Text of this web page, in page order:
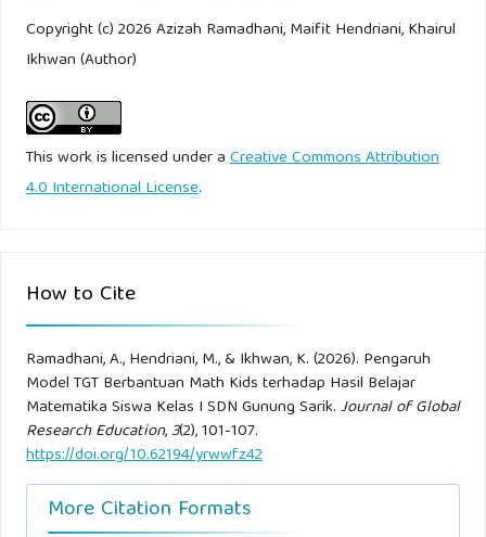
Uno, H. (2012). Teori motivasi dan pengukurannya. Jakarta:
Copyright (c) 2026 Azizah Ramadhani, Maifit Hendriani, Khairul
Ikhwan (Author)
This work is licensed under aCreative Commons Attribution
4.0 International License.
How to Cite
Ramadhani, A., Hendriani, M., & Ikhwan, K. (2026). Pengaruh
Model TGT Berbantuan Math Kids terhadap Hasil Belajar
Matematika Siswa Kelas I SDN Gunung Sarik.Journal of Global
Research Education,3(2), 101-107.
https://doi.org/10.62194/yrwwfz42
More Citation Formats